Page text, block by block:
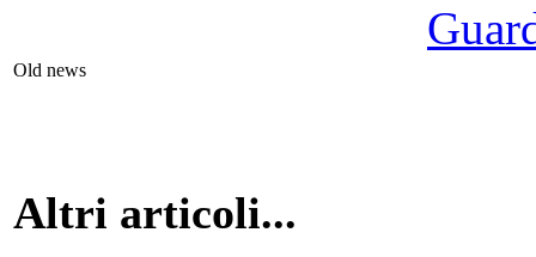
Old news
Altri articoli...